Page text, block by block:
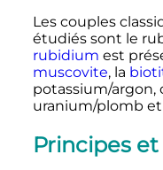
Les couples
étudiés sont le
rubidium est
muscovite, la
potassium/
uranium/plomb
Principes